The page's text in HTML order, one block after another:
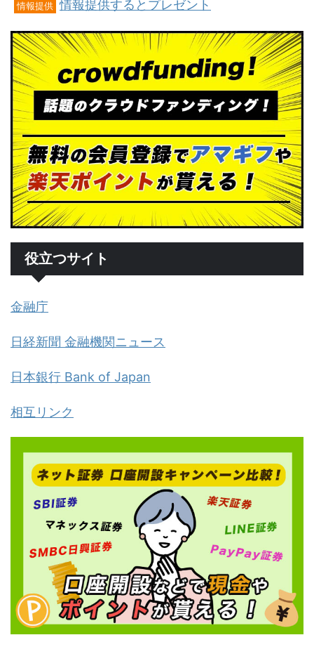
情報提供 情報提供するとプレゼント
役立つサイト
金融庁
日経新聞 金融機関ニュース
日本銀行 Bank of Japan
相互リンク